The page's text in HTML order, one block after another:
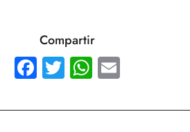
Compartir
Facebook
TwitterWhatsApp